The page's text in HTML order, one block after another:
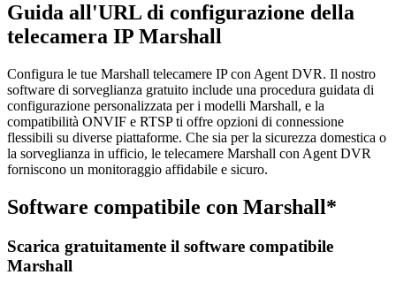
Guida all'URL di configurazione della
telecamera IP Marshall
Configura le tue Marshall telecamere IP con Agent DVR. Il nostro
software di sorveglianza gratuito include una procedura guidata di
configurazione personalizzata per i modelli Marshall, e la
compatibilità ONVIF e RTSP ti offre opzioni di connessione
flessibili su diverse piattaforme. Che sia per la sicurezza domestica o
la sorveglianza in ufficio, le telecamere Marshall con Agent DVR
forniscono un monitoraggio affidabile e sicuro.
Software compatibile con Marshall*
Scarica gratuitamente il software compatibile
Marshall